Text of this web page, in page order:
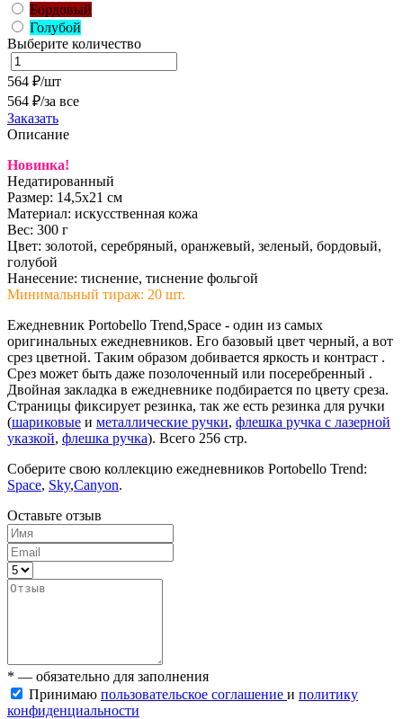
Бордовый
Голубой
Выберите количество
564 ₽/шт
564 ₽/за все
Заказать
Описание
Новинка!
Недатированный
Размер: 14,5х21 см
Материал: искусственная кожа
Вес: 300 г
Цвет: золотой, серебряный, оранжевый, зеленый, бордовый,
голубой
Нанесение: тиснение, тиснение фольгой
Минимальный тираж: 20 шт.
Ежедневник Portobello Trend,Space - один из самых
оригинальных ежедневников. Его базовый цвет черный, а вот
срез цветной. Таким образом добивается яркость и контраст .
Срез может быть даже позолоченный или посеребренный .
Двойная закладка в ежедневнике подбирается по цвету среза.
Страницы фиксирует резинка, так же есть резинка для ручки
(шариковые и металлические ручки, флешка ручка с лазерной
указкой, флешка ручка). Всего 256 стр.
Соберите свою коллекцию ежедневников Portobello Trend:
Space, Sky,Canyon.
Оставьте отзыв
* — обязательно для заполнения
Принимаю пользовательское соглашение и политику
конфиденциальности